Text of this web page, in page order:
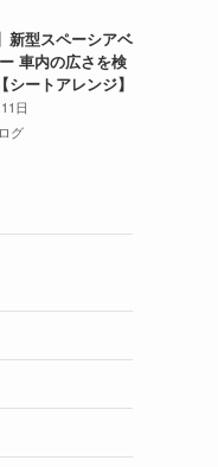
新型スペーシアベ
車内の広さを検
シートアレンジ】
日
グ